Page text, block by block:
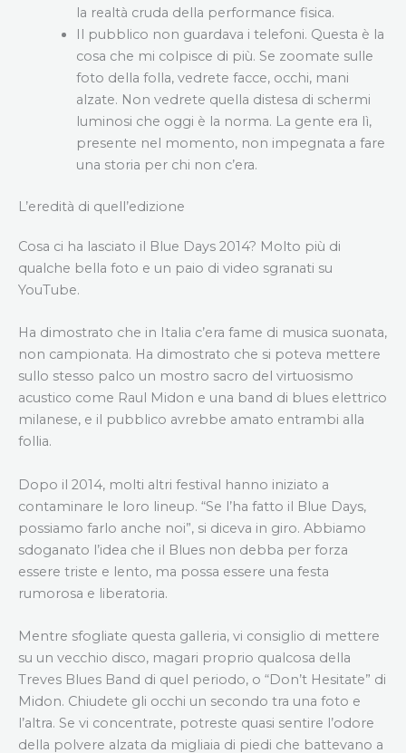
la realtà cruda della performance fisica.
Il pubblico non guardava i telefoni. Questa è la
cosa che mi colpisce di più. Se zoomate sulle
foto della folla, vedrete facce, occhi, mani
alzate. Non vedrete quella distesa di schermi
luminosi che oggi è la norma. La gente era lì,
presente nel momento, non impegnata a fare
una storia per chi non c’era.
L’eredità di quell’edizione
Cosa ci ha lasciato il Blue Days 2014? Molto più di
qualche bella foto e un paio di video sgranati su
YouTube.
Ha dimostrato che in Italia c’era fame di musica suonata,
non campionata. Ha dimostrato che si poteva mettere
sullo stesso palco un mostro sacro del virtuosismo
acustico come Raul Midon e una band di blues elettrico
milanese, e il pubblico avrebbe amato entrambi alla
follia.
Dopo il 2014, molti altri festival hanno iniziato a
contaminare le loro lineup. “Se l’ha fatto il Blue Days,
possiamo farlo anche noi”, si diceva in giro. Abbiamo
sdoganato l’idea che il Blues non debba per forza
essere triste e lento, ma possa essere una festa
rumorosa e liberatoria.
Mentre sfogliate questa galleria, vi consiglio di mettere
su un vecchio disco, magari proprio qualcosa della
Treves Blues Band di quel periodo, o “Don’t Hesitate” di
Midon. Chiudete gli occhi un secondo tra una foto e
l’altra. Se vi concentrate, potreste quasi sentire l’odore
della polvere alzata da migliaia di piedi che battevano a